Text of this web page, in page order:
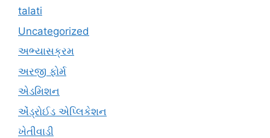
talati
Uncategorized
અભ્યાસક્રમ
અરજી ફોર્મ
એડમિશન
એંડ્રોઈડ એપ્લિકેશન
ખેતીવાડી